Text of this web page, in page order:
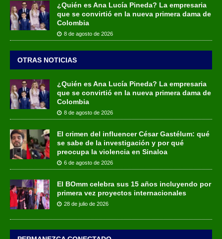
¿Quién es Ana Lucía Pineda? La empresaria
que se convirtió en la nueva primera dama de
Colombia
8 de agosto de 2026
OTRAS NOTICIAS
¿Quién es Ana Lucía Pineda? La empresaria
que se convirtió en la nueva primera dama de
Colombia
8 de agosto de 2026
El crimen del influencer César Gastélum: qué
se sabe de la investigación y por qué
preocupa la violencia en Sinaloa
6 de agosto de 2026
El BOmm celebra sus 15 años incluyendo por
primera vez proyectos internacionales
28 de julio de 2026